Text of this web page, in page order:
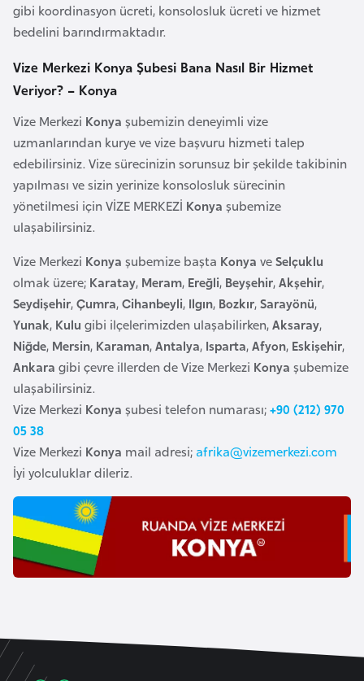
gibi koordinasyon ücreti, konsolosluk ücreti ve hizmet
bedelini barındırmaktadır.
Vize Merkezi Konya Şubesi Bana Nasıl Bir Hizmet
Veriyor? – Konya
Vize Merkezi Konya şubemizin deneyimli vize
uzmanlarından kurye ve vize başvuru hizmeti talep
edebilirsiniz. Vize sürecinizin sorunsuz bir şekilde takibinin
yapılması ve sizin yerinize konsolosluk sürecinin
yönetilmesi için VİZE MERKEZİ Konya şubemize
ulaşabilirsiniz.
Vize Merkezi Konya şubemize başta Konya veSelçuklu
olmak üzere; Karatay, Meram, Ereğli, Beyşehir,Akşehir,
Seydişehir,Çumra,Cihanbeyli, Ilgın, Bozkır,Sarayönü,
Yunak, Kulu gibi ilçelerimizden ulaşabilirken,Aksaray,
Niğde, Mersin, Karaman,Antalya, Isparta,Afyon, Eskişehir,
Ankara gibi çevre illerden de Vize Merkezi Konya şubemize
ulaşabilirsiniz.
Vize Merkezi Konya şubesi telefon numarası;+90 (212) 970
05 38
Vize Merkezi Konya mail adresi; afrika@vizemerkezi.com
İyi yolculuklar dileriz.
B
l
g
t
n
E
r
m
e
n
i
s
t
a
n
E
s
t